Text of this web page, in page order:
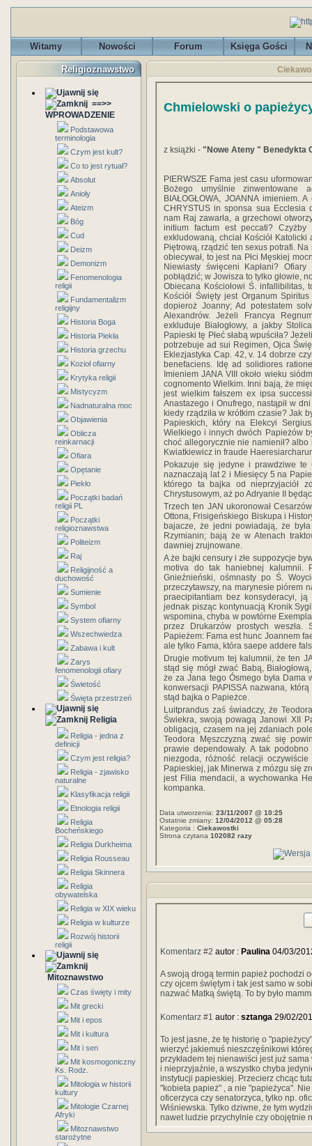
Witamy Nowości Forum Księga Gości
Religioznawstwo
==>>
WPROWADZENIE
Podstawowa
terminologia
Czym jest kult?
Co to jest rytuał?
Absolut
Anioły
Ateizm
Bóg
Cud
Deizm
Demonizm
Fenomenologia
religii
Fundamentalizm
religijny
Historia Boga
Historia Piekła
Historia grzechu
Kozioł ofiarny
Krytyka religii
Mistycyzm
Nadnaturalna moc
Objawienia
Oblicza
reinkarnacji
Ofiara
Opętanie
Piekło
Początki badań
religii PL
Początki
religioznawstwa
Politeizm
Raj
Religijność a
duchowość
Sumienie
Symbol
System ofiarny
Wszechwiedza
Zabawa i kult
Zarys
fenomenologii ofiary
Świetość
Święta przestrzeń
Religia
Religia - jedna z
definicji
Czym jest religia?
Religia - zjawisko
naturalne
Klasyfikacja religii
Etnologia religii
Religia
Bocheńskiego
Religia Durkheima
Religia Rousseau
Religia Skinnera
Religia
obywatelska
Religia w XIX wieku
Religia w kulturze
Rozwój historii
religii
Mitoznawstwo
Czas święty i mity
Mit grecki
Mit i epos
Mit i kultura
Mit i sen
Mit kosmogoniczny
Ks. Rodz.
Mitologia w historii
kultury
Mitologie Czarnej
Afryki
Mitoznawstwo
starożytne
Chmielowski o
z książki - "Nowe Ateny " Benedykta
PIERWSZE Fama jest casu
Bożego umyślnie zinwentowane
BIAŁOGŁOWA, JOANNA imieniem.
CHRYSTUS in sponsa sua Ecclesia
nam Raj zawarła, a grzechowi
initium factum est peccati?
exkludowaną, chciał Kościół
Piętrową, rządzić ten sexus potrafi.
obiecywał, to jest na Płci Męskiej
Niewiasty święceni Kapłani?
pobłądzić; w Jowisza to tylko głowie,
Obiecana Kościołowi Ś.
Kościół Święty jest Organum
dopieroż Joanny; Ad potestatem
Alexandrów. Jeżeli Francya
exkluduje Białogłowy, a jakby
Papieski tę Płeć słabą wpuściła?
potrzebuje ad sui Regimen, Ojca
Eklezjastyka Cap. 42, v. 14 dobrze
benefaciens. Idę ad solidiores
Imieniem JANA VIII około wieku
cognomento Wielkim. Inni bają, że
jest wielkim fałszem ex ipsa
Anastazego i Onufrego, nastąpił w
kiedy rządziła w krótkim czasie? Jak
Papieskich, który na Elekcyi
Wielkiego i innych dwóch Papieżów
choć allegorycznie nie namienił?
Kwiatkiewicz in fraude
Pokazuje się jedyne i prawdziwe
naznaczają lat 2 i Miesięcy 5 na
którego ta bajka od nieprzyjaciół
Chrystusowym, aż po Adryanie II
Trzech ten JAN ukoronował
Ottona, Frisigeńskiego Biskupa i
bajacze, że jedni powiadają, że
Rzymianin; bają że w Atenach
dawniej zrujnowane.
A że bajki censury i złe suppozycje
motiva do tak haniebnej kalumnii.
Gnieźnieński, ośmnasty po Ś.
przeczytawszy, na marynesie piórem
praecipitantiam bez konsyderacyi,
jednak pisząc kontynuacją Kronik
wspomina, chyba w powtórne
przez Drukarzów prostych
Papieżem: Fama est hunc Joannem
ale tylko Fama, która saepe addere
Drugie motivum tej kalumnii, że ten
stąd się mógł zwać Babą,
że za Jana tego Ósmego była
konwersacji PAPISSA nazwana,
stąd bajka o Papieżce.
Luitprandus zaś świadczy, że
Świekra, swoją powagą Janowi XII
obligacją, czasem na jej zdaniach
Teodora Męszczyzną zwać się
prawie dependowały. A tak
niezgoda, różność relacji
Papieskiej, jak Minerwa z mózgu się
jest Filia mendacii, a wychowanka
kompanka.
Data utworzenia: 23/11/2007 @ 10:25
Ostatnie zmiany: 12/04/2012 @ 05:28
Kategoria : Ciekawostki
Strona czytana 102082 razy
Komentarz #2 autor : Paulina 04/03/
A swoją drogą termin papież pochodzi
czy ojcem świętym i tak jest samo w
nazwać Matką świętą. To by było
Komentarz #1 autor : sztanga 29/02/
To jest jasne, że tę historię o
wierzyć jakiemuś nieszczęśnikowi
przykładem tej nienawiści jest już
i nieprzyjaźnie, a wszystko chyba
instytucji papieskiej. Przecierz chcąc
"kobieta papież" , a nie "papieżyca".
oficerzyca czy senatorzyca, tylko np.
Wiśniewska. Tylko dziwne, że tym
nawet ludzie przychylnie czy obojętnie